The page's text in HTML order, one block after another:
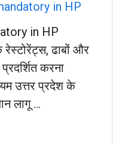
in HP
ढाबों और
करना
उत्तर प्रदेश के
लागू …